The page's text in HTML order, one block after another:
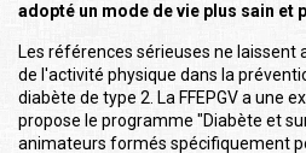
adopté un mode de vie plus sain et
Les références sérieuses ne laissent
de l'activité physique dans la
diabète de type 2. La FFEPGV a une
propose le programme "Diabète et
animateurs formés spécifiquement